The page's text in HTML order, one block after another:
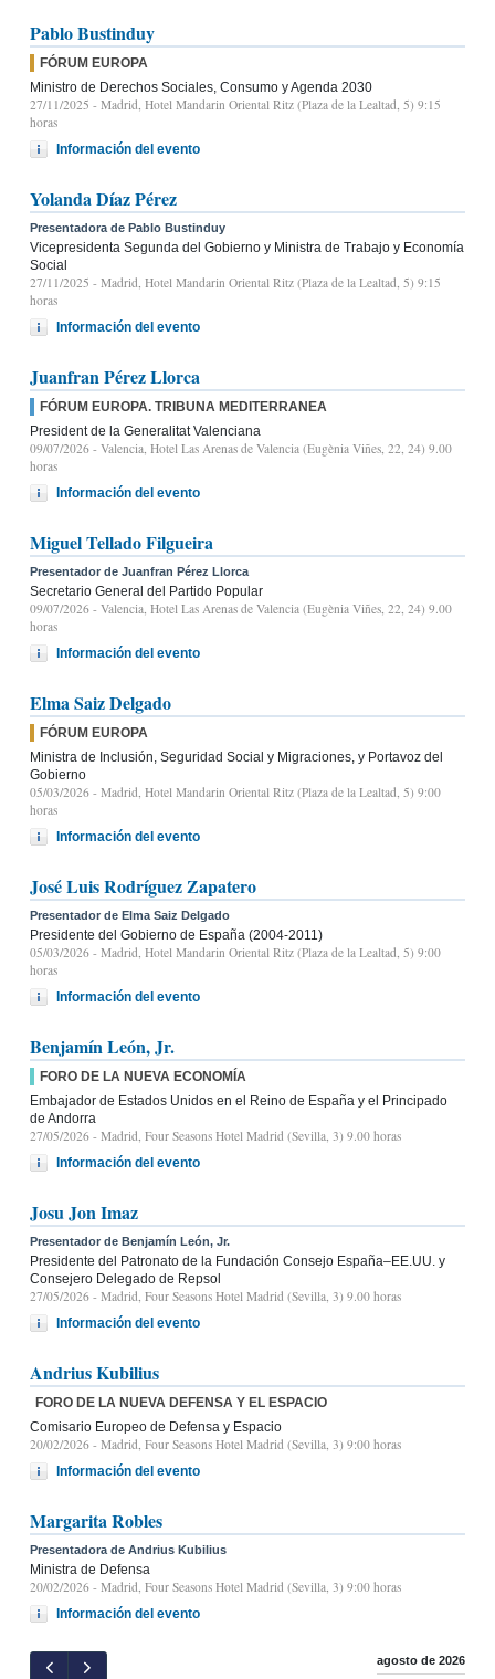
Pablo Bustinduy
FÓRUM EUROPA
Ministro de Derechos Sociales, Consumo y Agenda 2030
27/11/2025 - Madrid, Hotel Mandarin Oriental Ritz (Plaza de la Lealtad, 5) 9:15
horas
Información del evento
Yolanda Díaz Pérez
Presentadora de Pablo Bustinduy
Vicepresidenta Segunda del Gobierno y Ministra de Trabajo y Economía
Social
27/11/2025 - Madrid, Hotel Mandarin Oriental Ritz (Plaza de la Lealtad, 5) 9:15
horas
Información del evento
Juanfran Pérez Llorca
FÓRUM EUROPA. TRIBUNA MEDITERRANEA
President de la Generalitat Valenciana
09/07/2026 - Valencia, Hotel Las Arenas de Valencia (Eugènia Viñes, 22, 24) 9.00
horas
Información del evento
Miguel Tellado Filgueira
Presentador de Juanfran Pérez Llorca
Secretario General del Partido Popular
09/07/2026 - Valencia, Hotel Las Arenas de Valencia (Eugènia Viñes, 22, 24) 9.00
horas
Información del evento
Elma Saiz Delgado
FÓRUM EUROPA
Ministra de Inclusión, Seguridad Social y Migraciones, y Portavoz del
Gobierno
05/03/2026 - Madrid, Hotel Mandarin Oriental Ritz (Plaza de la Lealtad, 5) 9:00
horas
Información del evento
José Luis Rodríguez Zapatero
Presentador de Elma Saiz Delgado
Presidente del Gobierno de España (2004-2011)
05/03/2026 - Madrid, Hotel Mandarin Oriental Ritz (Plaza de la Lealtad, 5) 9:00
horas
Información del evento
Benjamín León, Jr.
FORO DE LA NUEVA ECONOMÍA
Embajador de Estados Unidos en el Reino de España y el Principado
de Andorra
27/05/2026 - Madrid, Four Seasons Hotel Madrid (Sevilla, 3) 9.00 horas
Información del evento
Josu Jon Imaz
Presentador de Benjamín León, Jr.
Presidente del Patronato de la Fundación Consejo España–EE.UU. y
Consejero Delegado de Repsol
27/05/2026 - Madrid, Four Seasons Hotel Madrid (Sevilla, 3) 9.00 horas
Información del evento
Andrius Kubilius
FORO DE LA NUEVA DEFENSA Y EL ESPACIO
Comisario Europeo de Defensa y Espacio
20/02/2026 - Madrid, Four Seasons Hotel Madrid (Sevilla, 3) 9:00 horas
Información del evento
Margarita Robles
Presentadora de Andrius Kubilius
Ministra de Defensa
20/02/2026 - Madrid, Four Seasons Hotel Madrid (Sevilla, 3) 9:00 horas
Información del evento
agosto de 2026